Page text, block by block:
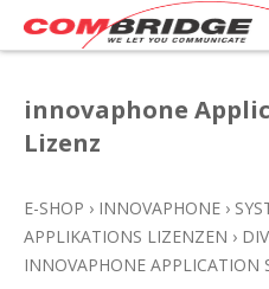
innovaphone
Lizenz
E-SHOP › INNOVAPHONE ›
APPLIKATIONS LIZENZEN ›
INNOVAPHONE APPLICATION